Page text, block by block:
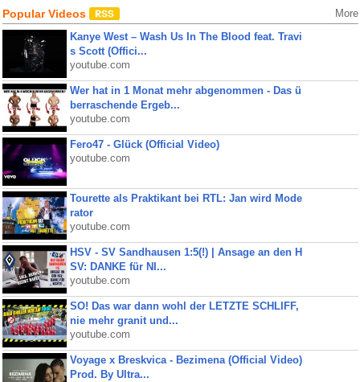
Popular Videos More
Kanye West – Wash Us In The Blood feat. Travi
s Scott (Offici...
youtube.com
Wer hat in 1 Monat mehr abgenommen - Das ü
berraschende Ergeb...
youtube.com
Fero47 - Glück (Official Video)
youtube.com
Tourette als Praktikant bei RTL: Jan wird Mode
rator
youtube.com
HSV - SV Sandhausen 1:5(!) | Ansage an den H
SV: DANKE für NI...
youtube.com
SO! Das war dann wohl der LETZTE SCHLIFF,
nie mehr granit und...
youtube.com
Voyage x Breskvica - Bezimena (Official Video)
Prod. By Ultra...